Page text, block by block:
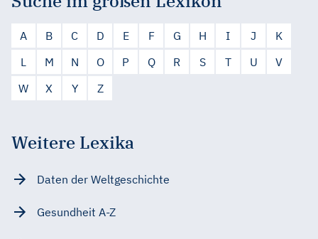
A B C D E F G H I J
K
L
M N O P Q R S T U
V
W
X Y Z
Weitere Lexika
Daten der Weltgeschichte
Gesundheit A-Z